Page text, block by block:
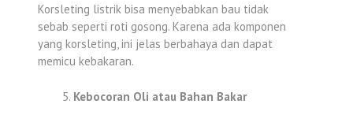
Korsleting listrik bisa menyebabkan bau tidak
sebab seperti roti gosong. Karena ada komponen
yang korsleting, ini jelas berbahaya dan dapat
memicu kebakaran.
Kebocoran Oli atau Bahan Bakar